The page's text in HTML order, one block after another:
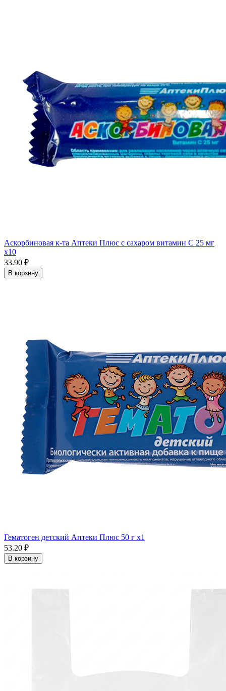
Аскорбиновая к-та Аптеки Плюс с сахаром витамин С 25 мг
x10
33.90 ₽
В корзину
Гематоген детский Аптеки Плюс 50 г x1
53.20 ₽
В корзину